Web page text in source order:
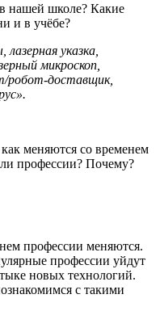
нашей школе? Какие
и в учёбе?
указка,
микроскоп,
робот-доставщик,
меняются со временем
профессии? Почему?
профессии меняются.
профессии уйдут
новых технологий.
с такими